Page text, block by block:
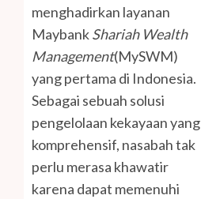
menghadirkan layanan
MaybankShariah Wealth
Management(MySWM)
yang pertama di Indonesia.
Sebagai sebuah solusi
pengelolaan kekayaan yang
komprehensif, nasabah tak
perlu merasa khawatir
karena dapat memenuhi